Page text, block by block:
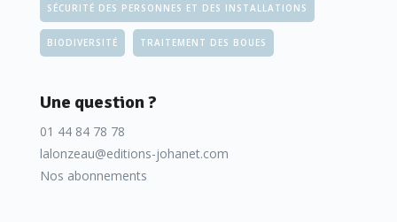
SÉCURITÉ DES PERSONNES ET DES INSTALLATIONS
BIODIVERSITÉ TRAITEMENT DES BOUES
Une question ?
01 44 84 78 78
lalonzeau@editions-johanet.com
Nos abonnements